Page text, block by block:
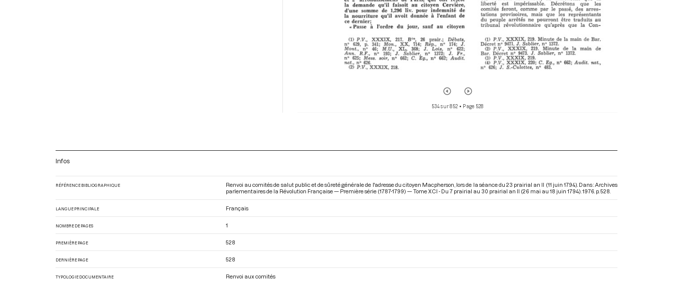
534 sur 852 • Page 528
Infos
RÉFÉRENCE BIBLIOGRAPHIQUE
Renvoi au comités de salut public et de sûreté générale de l'adresse du citoyen Macpherson, lors de la séance du 23 prairial an II (11 juin 1794). Dans : Archives
parlementaires de la Révolution Française — Première série (1787-1799) — Tome XCI - Du 7 prairial au 30 prairial an II (26 mai au 18 juin 1794) . 1976. p. 528.
LANGUE PRINCIPALE Français
NOMBRE DE PAGES 1
PREMIÈRE PAGE 528
DERNIÈRE PAGE 528
TYPOLOGIE DOCUMENTAIRE Renvoi aux comités